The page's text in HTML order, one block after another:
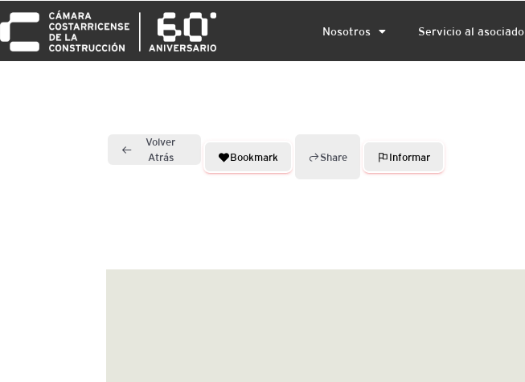
Nosotros Servicio al asociado
Volver
Atrás
Bookmark Share Informar